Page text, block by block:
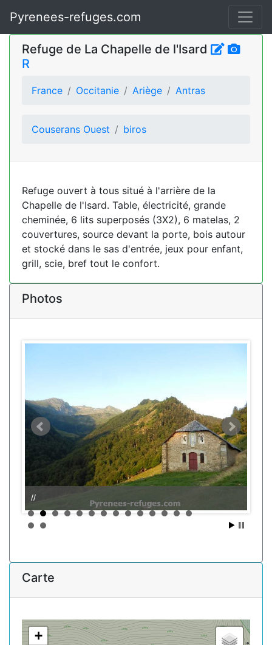
Pyrenees-refuges.com
Refuge de La Chapelle de l'Isard
R
France Occitanie Ariège Antras
Couserans Ouest biros
Refuge ouvert à tous situé à l'arrière de la
Chapelle de l'Isard. Table, électricité, grande
cheminée, 6 lits superposés (3X2), 6 matelas, 2
couvertures, source devant la porte, bois autour
et stocké dans le sas d'entrée, jeux pour enfant,
grill, scie, bref tout le confort.
Photos
//
Carte
+